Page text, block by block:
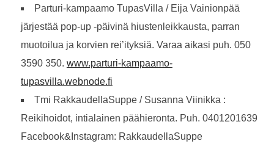
Parturi-kampaamo TupasVilla / Eija Vainionpää
järjestää pop-up -päivinä hiustenleikkausta, parran
muotoilua ja korvien rei’ityksiä. Varaa aikasi puh. 050
3590 350. www.parturi-kampaamo-
tupasvilla.webnode.fi
Tmi RakkaudellaSuppe / Susanna Viinikka :
Reikihoidot, intialainen päähieronta. Puh. 0401201639
Facebook&Instagram: RakkaudellaSuppe